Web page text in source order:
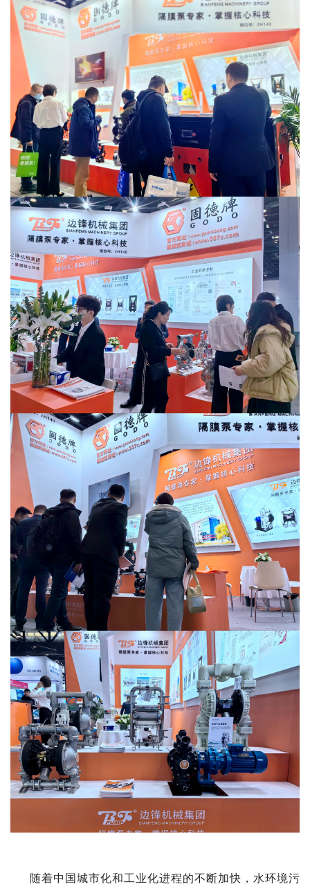
随着中国城市化和工业化进程的不断加快，水环境污